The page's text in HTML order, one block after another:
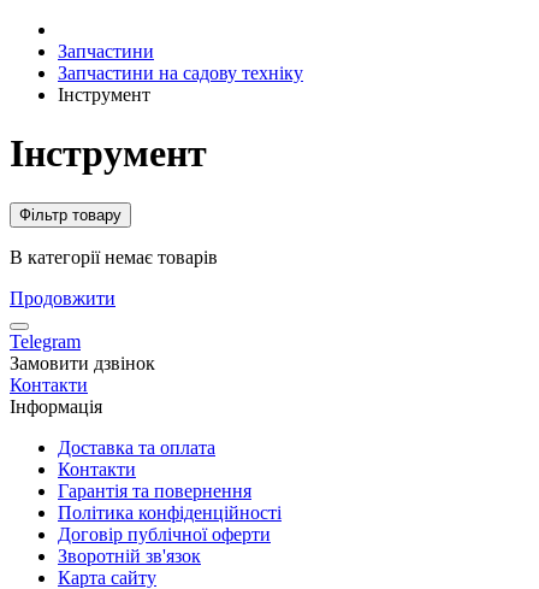
Запчастини
Запчастини на садову техніку
Інструмент
Інструмент
Фільтр товару
В категорії немає товарів
Продовжити
Telegram
Замовити дзвінок
Контакти
Інформація
Доставка та оплата
Контакти
Гарантія та повернення
Політика конфіденційності
Договір публічної оферти
Зворотній зв'язок
Карта сайту